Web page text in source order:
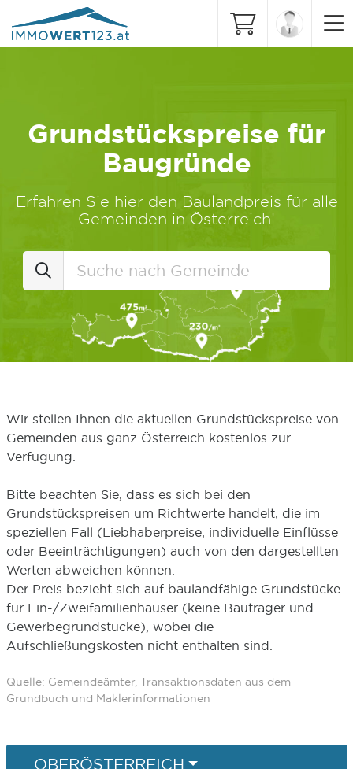
Grundstückspreise für
Baugründe
Erfahren Sie hier den Baulandpreis für alle
Gemeinden in Österreich!
Wir stellen Ihnen die aktuellen Grundstückspreise von
Gemeinden aus ganz Österreich kostenlos zur
Verfügung.
Bitte beachten Sie, dass es sich bei den
Grundstückspreisen um Richtwerte handelt, die im
speziellen Fall (Liebhaberpreise, individuelle Einflüsse
oder Beeinträchtigungen) auch von den dargestellten
Werten abweichen können.
Der Preis bezieht sich auf baulandfähige Grundstücke
für Ein-/Zweifamilienhäuser (keine Bauträger und
Gewerbegrundstücke), wobei die
Aufschließungskosten nicht enthalten sind.
Quelle: Gemeindeämter, Transaktionsdaten aus dem
Grundbuch und Maklerinformationen
OBERÖSTERREICH